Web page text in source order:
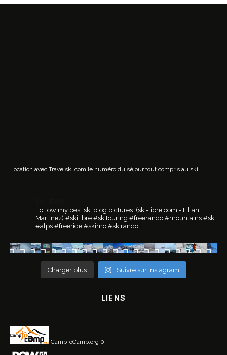
Location avec Travelski.com le numéro du séjour tout compris au ski.
Follow my best ski blog pictures. (ski-libre.com - Lilian
Martinez) #skilibre #skitouring #freerando #mountains #ski
#alps #freeride #skimo #skirando
Charger plus Suivre sur Instagram
LIENS
CampToCamp.org 0